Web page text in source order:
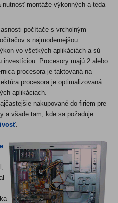
montáže výkonných a teda
počítače s vrcholným
s najmodernejšou
vo všetkých aplikáciách a sú
investíciou. Procesory majú 2 alebo
procesora je taktovaná na
procesora je optimalizovaná
aplikáciach.
nakupované do firiem pre
a všade tam, kde sa požaduje
.